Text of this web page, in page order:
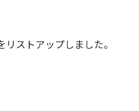
ストアップしました。